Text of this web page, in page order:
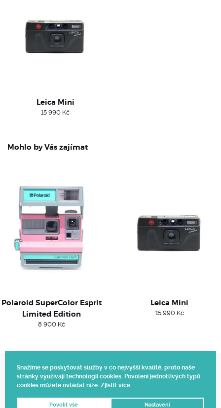
Snažíme se poskytovat služby v co nejvyšší kvalitě, proto naše
stránky využívají technologii cookies. Povolení jednotlivých typů
cookies můžete ovládat níže. Zjistit více.
Povolit vše Nastavení
Leica Mini
15 990 Kč
Mohlo by Vás zajímat
Polaroid SuperColor Esprit
Limited Edition
8 900 Kč
Leica Mini
15 990 Kč
Web vytvořil Polagraph
© 2025.